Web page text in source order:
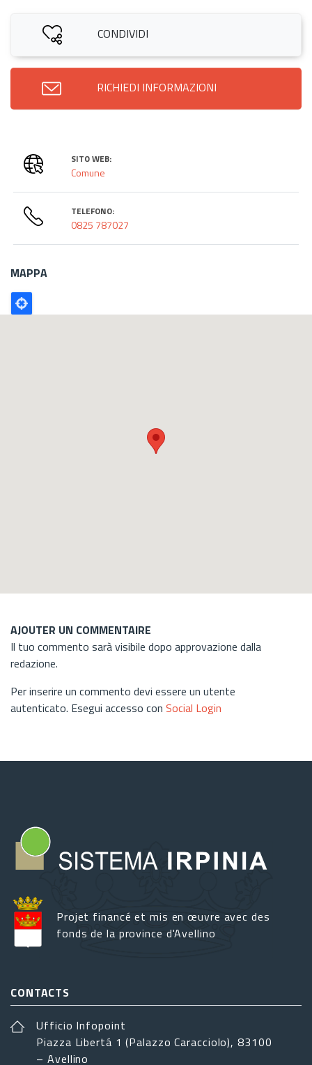
CONDIVIDI
RICHIEDI INFORMAZIONI
SITO WEB:
Comune
TELEFONO:
0825 787027
MAPPA
Poligono
GEO
AJOUTER UN COMMENTAIRE
Il tuo commento sarà visibile dopo approvazione dalla
redazione.
Per inserire un commento devi essere un utente
autenticato. Esegui accesso con Social Login
Projet financé et mis en œuvre avec des
fonds de la province d'Avellino
CONTACTS
Ufficio Infopoint
Piazza Libertá 1 (Palazzo Caracciolo), 83100
– Avellino